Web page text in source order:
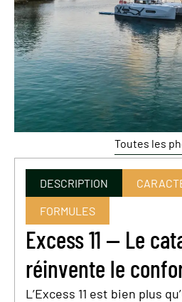
Toutes les
DESCRIPTION
FORMULES
Excess 11 — Le
réinvente le
L’Excess 11 est bien plus